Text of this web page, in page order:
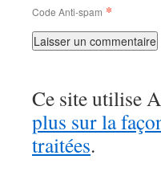
Code Anti-spam *
Ce site utilise
plus sur la
traitées.